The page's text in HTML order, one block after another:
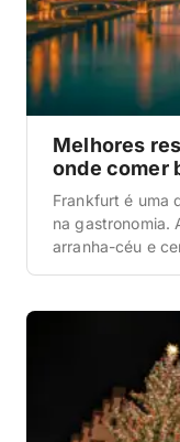
Melhores
onde comer
Frankfurt é uma
na gastronomia.
arranha-céu e
restaurante com
panorâmica da